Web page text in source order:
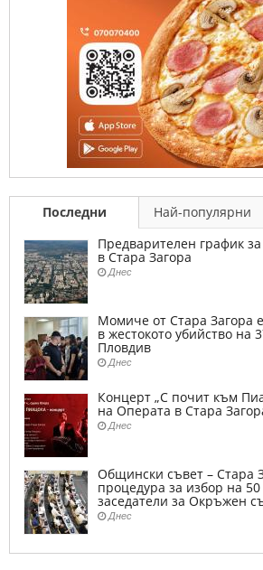
Последни Най-популярни
Предварителен график
в Стара Загора
Днес
Момиче от Стара Загора
в жестокото убийство
Пловдив
Днес
Концерт „С почит към
на Операта в Стара
Днес
Общински съвет – Стара
процедура за избор на
заседатели за Окръжен
Днес